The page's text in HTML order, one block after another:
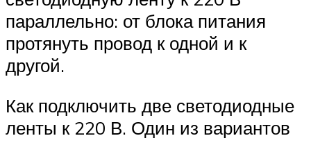
параллельно: от блока питания
протянуть провод к одной и к
другой.
Как подключить две светодиодные
ленты к 220 В. Один из вариантов